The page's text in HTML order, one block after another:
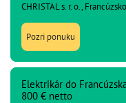
CHRISTAL s. r. o., Francúzsko
Pozri ponuku
Elektrikár do
800 € netto